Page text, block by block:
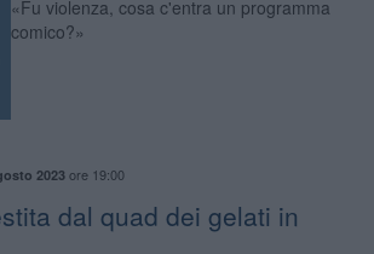
2023ore 19:00
dal quad dei gelati in